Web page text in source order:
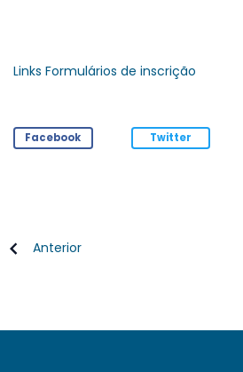
Links Formulários de inscrição
Facebook Twitter
Anterior